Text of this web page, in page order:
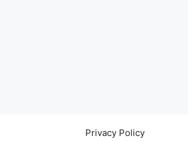
Privacy Policy